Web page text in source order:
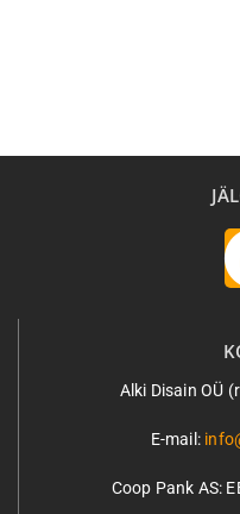
Alki Disain OÜ
E-mail:
Coop Pank AS: